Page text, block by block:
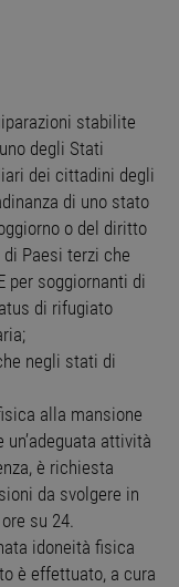
stabilite
degli Stati
dei cittadini degli
di uno stato
o del diritto
Paesi terzi che
per soggiornanti di
di rifugiato
negli stati di
alla mansione
attività
è richiesta
da svolgere in
su 24.
idoneità fisica
è effettuato, a cura